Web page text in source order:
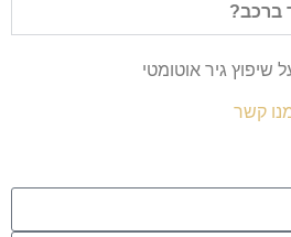
ברכב?
שיפוץ גיר אוטומטי
קשר